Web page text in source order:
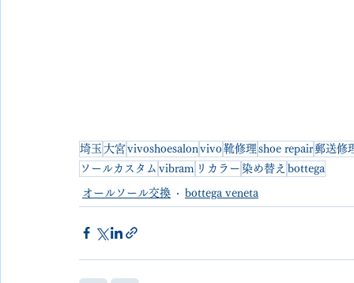
埼玉 大宮vivoshoesalon vivo靴修理 shoe repair郵送修
ソールカスタム vibram リカラー 染め替え bottega
オールソール交換 bottega veneta